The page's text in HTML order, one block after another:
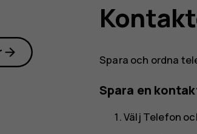
Spara och ordna
Spara en
Välj Telefon